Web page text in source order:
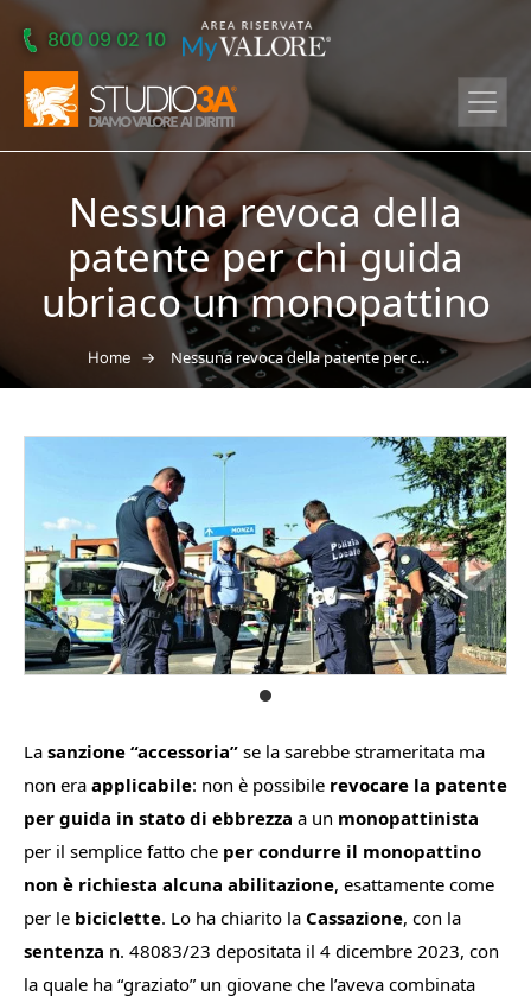
Skip to main content
800 09 02 10
Nessuna revoca della
patente per chi guida
ubriaco un monopattino
Home → Nessuna revoca della patente per chi guida ubriaco un monopattino
La sanzione “accessoria” se la sarebbe strameritata ma
non era applicabile: non è possibile revocare la patente
per guida in stato di ebbrezza a un monopattinista
per il semplice fatto che per condurre il monopattino
non è richiesta alcuna abilitazione, esattamente come
per le biciclette. Lo ha chiarito la Cassazione, con la
sentenza n. 48083/23 depositata il 4 dicembre 2023, con
la quale ha “graziato” un giovane che l’aveva combinata